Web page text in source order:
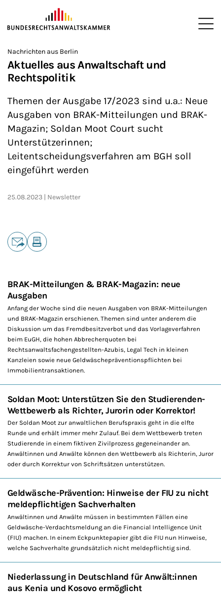
ZUM HAUPTINHALT SPRINGEN
Sie befinden sich hier:
>
Startseite
>
Newsroom
Nachrichten aus Berlin
Aktuelles aus Anwaltschaft und
Rechtspolitik
Themen der Ausgabe 17/2023 sind u.a.: Neue
Ausgaben von BRAK-Mitteilungen und BRAK-
Magazin; Soldan Moot Court sucht
Unterstützerinnen;
Leitentscheidungsverfahren am BGH soll
eingeführt werden
25.08.2023 Newsletter
Teilen
BRAK-Mitteilungen & BRAK-Magazin: neue
Ausgaben
Anfang der Woche sind die neuen Ausgaben von BRAK-Mitteilungen
und BRAK-Magazin erschienen. Themen sind unter anderem die
Diskussion um das Fremdbesitzverbot und das Vorlageverfahren
beim EuGH, die hohen Abbrecherquoten bei
Rechtsanwaltsfachengestellten-Azubis, Legal Tech in kleinen
Kanzleien sowie neue Geldwäschepräventionspflichten bei
Immobilientransaktionen.
Soldan Moot: Unterstützen Sie den Studierenden-
Wettbewerb als Richter, Jurorin oder Korrektor!
Der Soldan Moot zur anwaltlichen Berufspraxis geht in die elfte
Runde und erhält immer mehr Zulauf. Bei dem Wettbewerb treten
Studierende in einem fiktiven Zivilprozess gegeneinander an.
Anwältinnen und Anwälte können den Wettbewerb als Richterin, Juror
oder durch Korrektur von Schriftsätzen unterstützen.
Geldwäsche-Prävention: Hinweise der FIU zu nicht
meldepflichtigen Sachverhalten
Anwältinnen und Anwälte müssen in bestimmten Fällen eine
Geldwäsche-Verdachtsmeldung an die Financial Intelligence Unit
(FIU) machen. In einem Eckpunktepapier gibt die FIU nun Hinweise,
welche Sachverhalte grundsätzlich nicht meldepflichtig sind.
Niederlassung in Deutschland für Anwält:innen
aus Kenia und Kosovo ermöglicht